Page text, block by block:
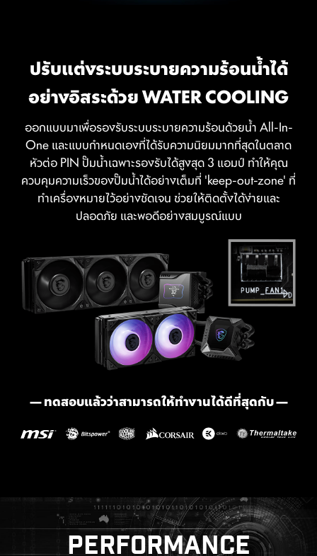
ปรับแต่งระบบระบายความร้อนน้ำได้
อย่างอิสระด้วย WATER COOLING
ออกแบบมาเพื่อรองรับระบบระบายความร้อนด้วยน้ำ All-In-
One และแบบกำหนดเองที่ได้รับความนิยมมากที่สุดในตลาด
หัวต่อ PIN ปั๊มน้ำเฉพาะรองรับได้สูงสุด 3 แอมป์ ทำให้คุณ
ควบคุมความเร็วของปั๊มน้ำได้อย่างเต็มที่ 'keep-out-zone' ที่
ทำเครื่องหมายไว้อย่างชัดเจน ช่วยให้ติดตั้งได้ง่ายและ
ปลอดภัย และพอดีอย่างสมบูรณ์แบบ
— ทดสอบแล้วว่าสามารถให้ทำงานได้ดีที่สุดกับ —
การ Flash BIOS นั้นควรกระทำด้วยแหล่งจ่ายไฟที่เชื่อม
ต่อเท่านั้น โดยทำตามขั้นตอนที่กำหนด โดยไม่จำเป็น
ต้องใช้ CPU และหน่วยความจำ
PERFORMANCE